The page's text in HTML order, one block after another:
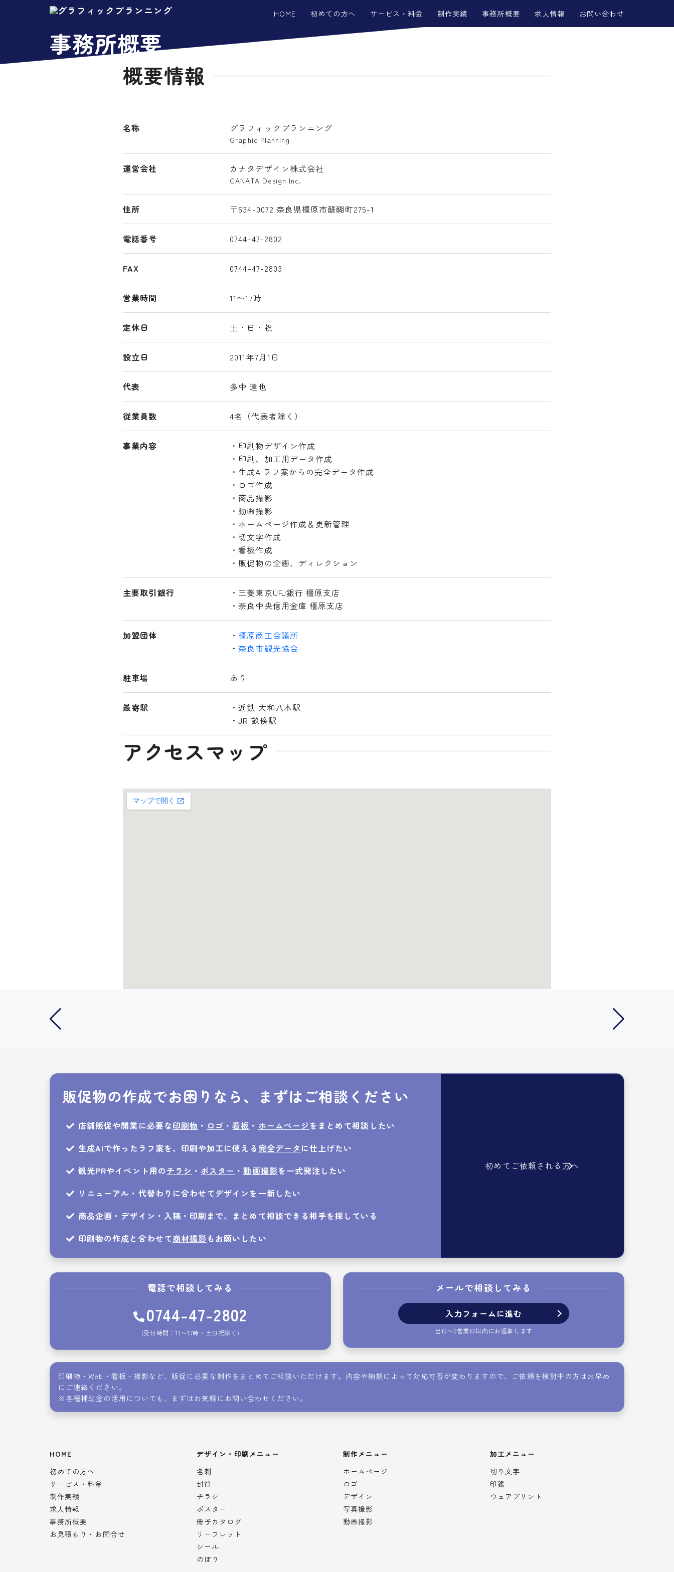
HOME 初めての方へ サービス・料金 制作実績 事務所概要 求人情報 お問い合わせ
事務所概要
概要情報
名称 グラフィックプランニング
Graphic Planning
運営会社 カナタデザイン株式会社
CANATA Design Inc.
住所 〒634-0072 奈良県橿原市醍醐町275-1
電話番号 0744-47-2802
FAX 0744-47-2803
営業時間 11〜17時
定休日 土・日・祝
設立日 2011年7月1日
代表 多中 達也
従業員数 4名（代表者除く）
事業内容
・印刷物デザイン作成
・印刷、加工用データ作成
・生成AIラフ案からの完全データ作成
・ロゴ作成
・商品撮影
・動画撮影
・ホームページ作成＆更新管理
・切文字作成
・看板作成
・販促物の企画、ディレクション
主要取引銀行
・三菱東京UFJ銀行 橿原支店
・奈良中央信用金庫 橿原支店
加盟団体 ・ 橿原商工会議所
・奈良市観光協会
駐車場 あり
最寄駅
・近鉄 大和八木駅
・JR 畝傍駅
アクセスマップ
販促物の作成でお困りなら、まずはご相談ください
店舗販促や開業に必要な印刷物 ・ ロゴ ・看板 ・ ホームページ をまとめて相談したい
生成AIで作ったラフ案を、印刷や加工に使える 完全データ に仕上げたい
観光PRやイベント用のチラシ ・ ポスター ・動画撮影を一式発注したい
リニューアル・代替わりに合わせてデザインを一新したい
商品企画・デザイン・入稿・印刷まで、まとめて相談できる相手を探している
印刷物の作成と合わせて商材撮影もお願いしたい
初めてご依頼される方へ
電話で相談してみる
0744-47-2802
(受付時間：11〜17時・土日祝除く)
メールで相談してみる
入力フォームに進む
当日〜2営業日以内にお返事します
印刷物・Web・看板・撮影など、販促に必要な制作をまとめてご相談いただけます。内容や納期によって対応可否が変わりますので、ご依頼を検討中の方はお早め
にご連絡ください。
※各種補助金の活用についても、まずはお気軽にお問い合わせください。
HOME
初めての方へ
サービス・料金
制作実績
求人情報
事務所概要
お見積もり・お問合せ
デザイン・印刷メニュー
名刺
封筒
チラシ
ポスター
冊子カタログ
リーフレット
シール
のぼり
制作メニュー
ホームページ
ロゴ
デザイン
写真撮影
動画撮影
加工メニュー
切り文字
印鑑
ウェアプリント